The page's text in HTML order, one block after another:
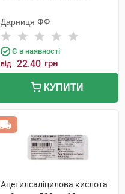
Дарниця ФФ
Є в наявності
від 22.40 грн
КУПИТИ
Ацетилсаліцилова кислота